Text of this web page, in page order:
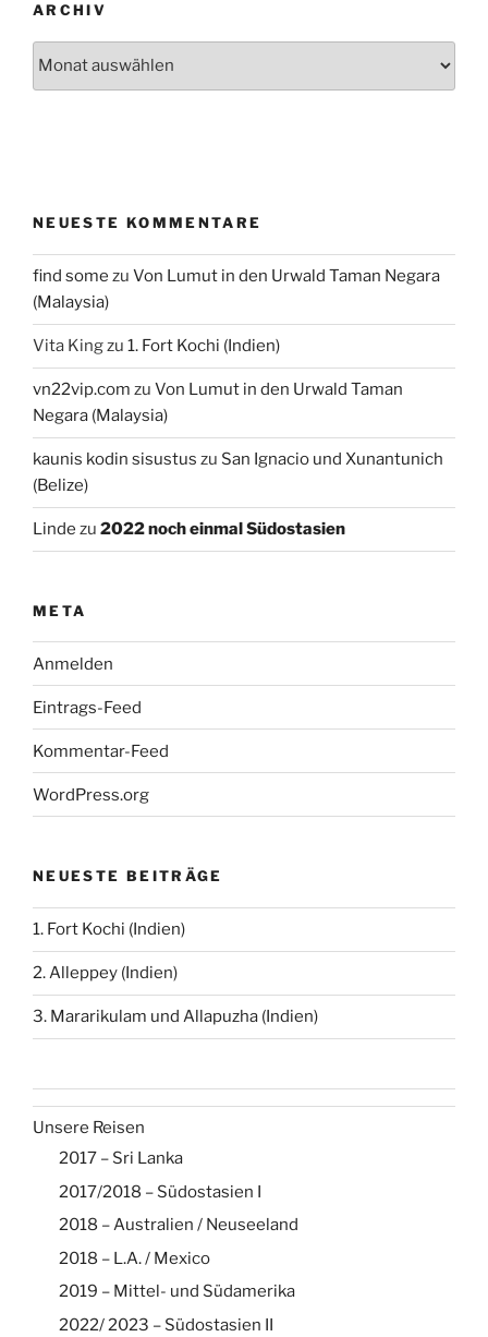
ARCHIV
NEUESTE KOMMENTARE
find some zu Von Lumut in den Urwald Taman Negara
(Malaysia)
Vita Kingzu 1. Fort Kochi (Indien)
vn22vip.com zu Von Lumut in den Urwald Taman
Negara (Malaysia)
kaunis kodin sisustus zu San Ignacio und Xunantunich
(Belize)
Linde zu 2022 noch einmal Südostasien
META
Anmelden
Eintrags-Feed
Kommentar-Feed
WordPress.org
NEUESTE BEITRÄGE
1. Fort Kochi (Indien)
2. Alleppey (Indien)
3. Mararikulam und Allapuzha (Indien)
Unsere Reisen
2017 – Sri Lanka
2017/2018 – Südostasien I
2018 – Australien / Neuseeland
2018 – L.A. / Mexico
2019 – Mittel- und Südamerika
2022/ 2023 – Südostasien II